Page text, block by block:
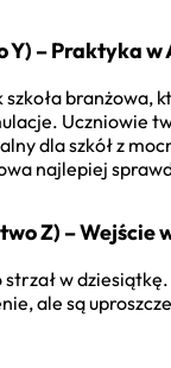
Y) – Praktyka w
branżowa,
Uczniowie
dla szkół z
najlepiej
Z) – Wejście
w
ale są